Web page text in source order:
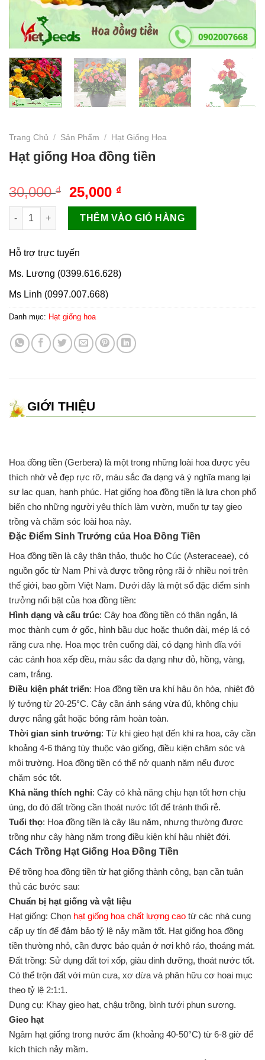
Trang Chủ / Sản Phẩm / Hạt Giống Hoa
Hạt giống Hoa đồng tiền
30,000₫
Giá
gốc
là:
30,000 ₫.
25,000 ₫Giá
hiện
tại
là:
Hạt giống Hoa đồng tiền số lượng
THÊM VÀO GIỎ HÀNG
Hỗ trợ trực tuyến
Ms. Lương (0399.616.628)
Ms Linh (0997.007.668)
Danh mục: Hạt giống hoa
GIỚI THIỆU
Hoa đồng tiền (Gerbera) là một trong những loài hoa được yêu
thích nhờ vẻ đẹp rực rỡ, màu sắc đa dạng và ý nghĩa mang lại
sự lạc quan, hạnh phúc. Hạt giống hoa đồng tiền là lựa chọn phổ
biến cho những người yêu thích làm vườn, muốn tự tay gieo
trồng và chăm sóc loài hoa này.
Đặc Điểm Sinh Trưởng của Hoa Đồng Tiền
Hoa đồng tiền là cây thân thảo, thuộc họ Cúc (Asteraceae), có
nguồn gốc từ Nam Phi và được trồng rộng rãi ở nhiều nơi trên
thế giới, bao gồm Việt Nam. Dưới đây là một số đặc điểm sinh
trưởng nổi bật của hoa đồng tiền:
Hình dạng và cấu trúc: Cây hoa đồng tiền có thân ngắn, lá
mọc thành cụm ở gốc, hình bầu dục hoặc thuôn dài, mép lá có
răng cưa nhẹ. Hoa mọc trên cuống dài, có dạng hình đĩa với
các cánh hoa xếp đều, màu sắc đa dạng như đỏ, hồng, vàng,
cam, trắng.
Điều kiện phát triển: Hoa đồng tiền ưa khí hậu ôn hòa, nhiệt độ
lý tưởng từ 20-25°C. Cây cần ánh sáng vừa đủ, không chịu
được nắng gắt hoặc bóng râm hoàn toàn.
Thời gian sinh trưởng: Từ khi gieo hạt đến khi ra hoa, cây cần
khoảng 4-6 tháng tùy thuộc vào giống, điều kiện chăm sóc và
môi trường. Hoa đồng tiền có thể nở quanh năm nếu được
chăm sóc tốt.
Khả năng thích nghi: Cây có khả năng chịu hạn tốt hơn chịu
úng, do đó đất trồng cần thoát nước tốt để tránh thối rễ.
Tuổi thọ: Hoa đồng tiền là cây lâu năm, nhưng thường được
trồng như cây hàng năm trong điều kiện khí hậu nhiệt đới.
Cách Trồng Hạt Giống Hoa Đồng Tiền
Để trồng hoa đồng tiền từ hạt giống thành công, bạn cần tuân
thủ các bước sau:
Chuẩn bị hạt giống và vật liệu
Hạt giống: Chọn hạt giống hoa chất lượng cao từ các nhà cung
cấp uy tín để đảm bảo tỷ lệ nảy mầm tốt. Hạt giống hoa đồng
tiền thường nhỏ, cần được bảo quản ở nơi khô ráo, thoáng mát.
Đất trồng: Sử dụng đất tơi xốp, giàu dinh dưỡng, thoát nước tốt.
Có thể trộn đất với mùn cưa, xơ dừa và phân hữu cơ hoai mục
theo tỷ lệ 2:1:1.
Dụng cụ: Khay gieo hạt, chậu trồng, bình tưới phun sương.
Gieo hạt
Ngâm hạt giống trong nước ấm (khoảng 40-50°C) từ 6-8 giờ để
kích thích nảy mầm.